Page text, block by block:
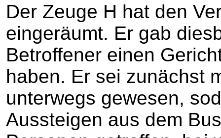
Der Zeuge H hat den
eingeräumt. Er gab
Betroffener einen
haben. Er sei zunächst
unterwegs gewesen,
Aussteigen aus dem